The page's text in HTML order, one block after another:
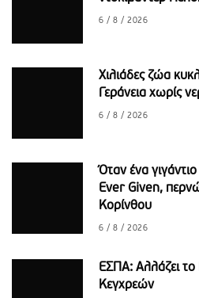
6 / 8 / 2026
Χιλιάδες ζώα
Γεράνεια χωρίς
6 / 8 / 2026
Όταν ένα
Ever Given,
Κορίνθου
6 / 8 / 2026
ΕΣΠΑ: Αλλάζει
Κεγχρεών